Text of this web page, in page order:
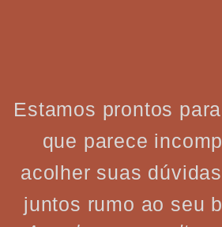
Estamos prontos
que parece
acolher suas
juntos rumo ao seu